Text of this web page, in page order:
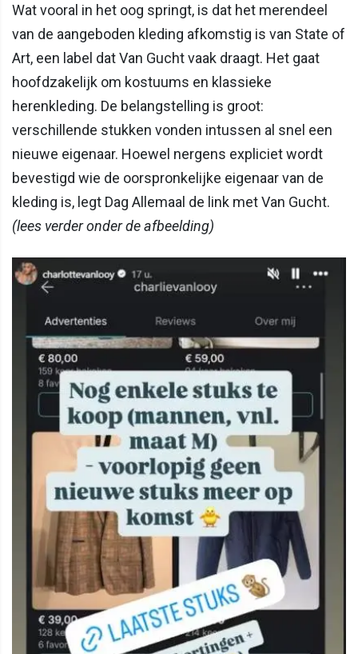
Wat vooral in het oog springt, is dat het merendeel
van de aangeboden kleding afkomstig is van State of
Art, een label dat Van Gucht vaak draagt. Het gaat
hoofdzakelijk om kostuums en klassieke
herenkleding. De belangstelling is groot:
verschillende stukken vonden intussen al snel een
nieuwe eigenaar. Hoewel nergens expliciet wordt
bevestigd wie de oorspronkelijke eigenaar van de
kleding is, legt Dag Allemaal de link met Van Gucht.
(lees verder onder de afbeelding)